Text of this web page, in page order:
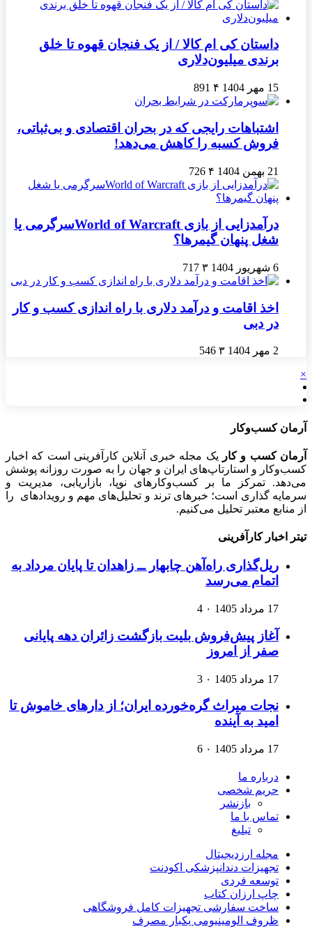
داستان کی ام کالا / از یک فنجان قهوه تا خلق
برندی میلیون‌دلاری
15 مهر 1404 ۴ 891
اشتباهات رایجی که در بحران اقتصادی و بی‌ثباتی،
فروش کسبه را کاهش می‌دهد!
21 بهمن 1404 ۴ 726
درآمدزایی از بازی World of Warcraftسرگرمی یا
شغل پنهان گیمرها؟
6 شهریور 1404 ۳ 717
اخذ اقامت و درآمد دلاری با راه اندازی کسب و کار
در دبی
2 مهر 1404 ۳ 546
×
آرمان کسب‌وکار
آرمان کسب و کار
یک مجله خبری آنلاین کارآفرینی است که اخبار
کسب‌وکار و استارتاپ‌های ایران و جهان را به صورت روزانه پوشش
می‌دهد. تمرکز ما بر کسب‌وکارهای نوپا، بازاریابی، مدیریت و
سرمایه گذاری است؛ خبرهای ترند و تحلیل‌های مهم و رویدادهای را
از منابع معتبر تحلیل می‌کنیم.
تیتر اخبار کارآفرینی
ریل‌گذاری راه‌آهن چابهار ــ زاهدان تا پایان مرداد به
اتمام می‌رسد
17 مرداد 1405 ۰ 4
آغاز پیش‌فروش بلیت بازگشت زائران دهه پایانی
صفر از امروز
17 مرداد 1405 ۰ 3
نجات میراث گره‌خورده ایران؛ از دارهای خاموش تا
امید به آینده
17 مرداد 1405 ۰ 6
درباره ما
حریم شخصی
بازنشر
تماس با ما
تبلیغ
مجله ارزدیجیتال
تجهیزات دندانپزشکی اکودنت
توسعه فردی
چاپ ارزان کتاب
ساخت سفارشی تجهیزات کامل فروشگاهی
ظروف الومینیومی یکبار مصرف